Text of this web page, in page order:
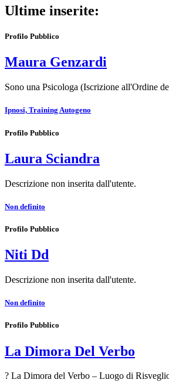
Ultime inserite:
Profilo Pubblico
Maura Genzardi
Sono una Psicologa (Iscrizione all'Ordine
Ipnosi, Training Autogeno
Profilo Pubblico
Laura Sciandra
Descrizione non inserita dall'utente.
Non definito
Profilo Pubblico
Niti Dd
Descrizione non inserita dall'utente.
Non definito
Profilo Pubblico
La Dimora Del Verbo
? La Dimora del Verbo – Luogo di